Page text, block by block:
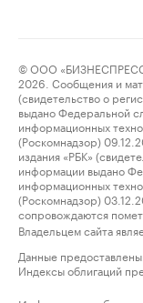
© ООО
2026. Сообщения и
(свидетельство о
выдано Федеральной
информационных
(Роскомнадзор)
издания «РБК»
информации выдано
информационных
(Роскомнадзор)
сопровождаются
Владельцем сайта
Данные
Индексы облигаций